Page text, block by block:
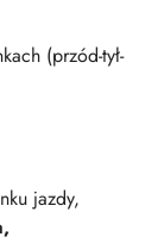
(przód-tył-
jazdy,